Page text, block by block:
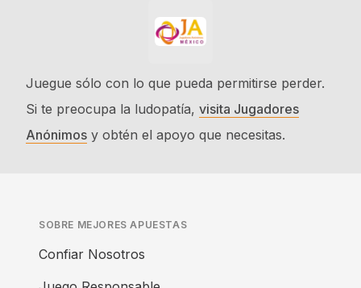
Juegue sólo con lo que pueda permitirse perder.
Si te preocupa la ludopatía, visita Jugadores
Anónimos y obtén el apoyo que necesitas.
SOBRE MEJORES APUESTAS
Confiar Nosotros